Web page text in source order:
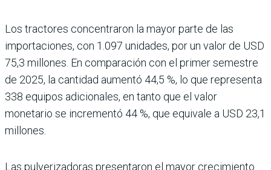
Los tractores concentraron la mayor parte de las
importacio­nes, con 1.097 unidades, por un valor de USD
75,3 millones. En comparación con el primer semestre
de 2025, la can­tidad aumentó 44,5 %, lo que representa
338 equipos adicionales, en tanto que el valor
monetario se incre­mentó 44 %, que equivale a USD 23,1
millones.
Las pulverizadoras presen­taron el mayor crecimiento